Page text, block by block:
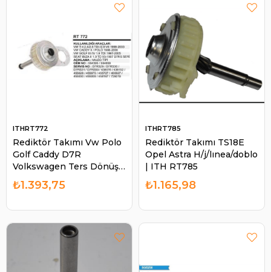
Rediktör Takımı Vw Polo
Golf Caddy D7R
Volkswagen Ters Dönüş |
ITH RT772
ITHRT772
₺1.393,75
Rediktör Takımı TS18E
Opel Astra H/j/lınea/doblo
| ITH RT785
ITHRT785
₺1.165,98